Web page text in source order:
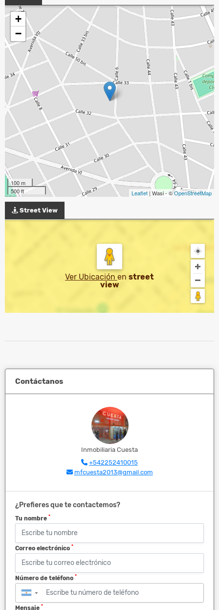
+
−
100 m
500 ft
Leaflet | Wasi - ©OpenStreetMap
Street View
Ver Ubicación en street
view
Contáctanos
Inmobiliaria Cuesta
+542252410015
mfcuesta2013@gmail.com
¿Prefieres que te contactemos?
Tu nombre *
Correo electrónico *
Número de teléfono *
▼
Mensaje *